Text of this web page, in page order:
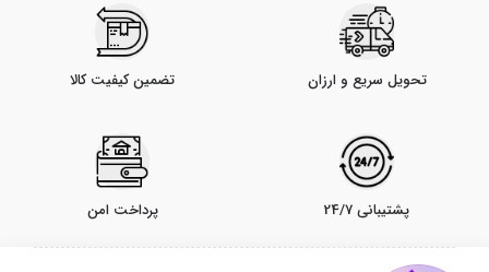
تحویل سریع و ارزان تضمین کیفیت کالا
پشتیبانی 24/7 پرداخت امن